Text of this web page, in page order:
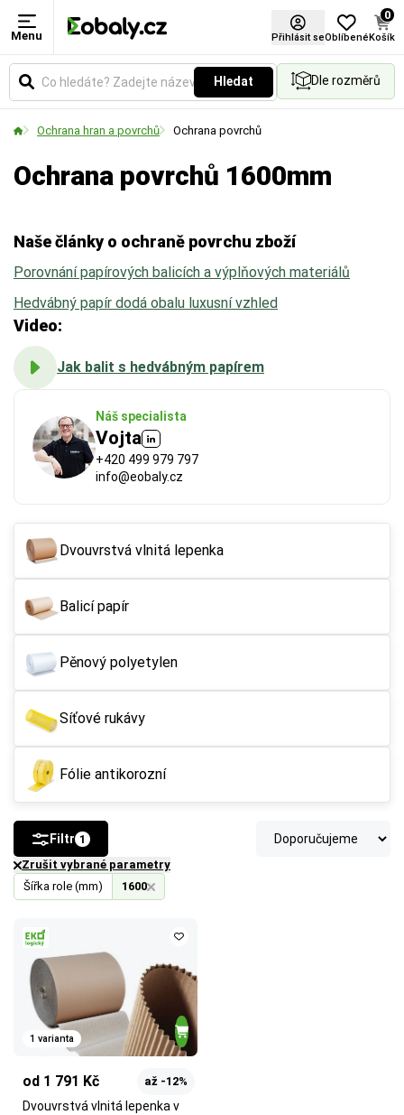
Menu Přihlásit seOblíbené
0
Košík
Hledat Dle rozměrů
Ochrana hran a povrchů Ochrana povrchů
Ochrana povrchů 1600mm
Náš specialista
Vojta
+420 499 979 797
info@eobaly.cz
Naše články o ochraně povrchu zboží
Porovnání papírových balicích a výplňových materiálů
Hedvábný papír dodá obalu luxusní vzhled
Video:
Jak balit s hedvábným papírem
Dvouvrstvá vlnitá lepenka
Balicí papír
Pěnový polyetylen
Síťové rukávy
Fólie antikorozní
Šířka role (mm) 1600
Zrušit vybrané parametry
Filtr 1
1 varianta
od 1 791 Kč až -12%
Dvouvrstvá vlnitá lepenka v
Materiál
Zvolte typ materiálu podle požadované pevnosti,
Šířka role (mm)
Udává celkovou šířku role v milimetrech. Vyberte si
palet.
Certifikace FSC®
FSC® (Forest Stewardship Council) zaručuje, že
udržitelně spravovaných lesů. Výrobky s tímto
označením podporují šetrné hospodaření
s přírodními zdroji.
Více o ekologických certifikátech